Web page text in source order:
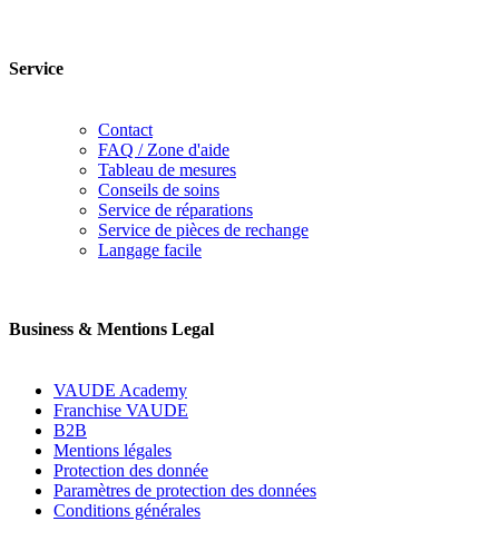
Service
Contact
FAQ / Zone d'aide
Tableau de mesures
Conseils de soins
Service de réparations
Service de pièces de rechange
Langage facile
Business & Mentions Legal
VAUDE Academy
Franchise VAUDE
B2B
Mentions légales
Protection des donnée
Paramètres de protection des données
Conditions générales